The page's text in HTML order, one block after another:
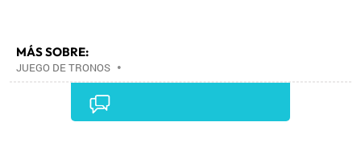
MÁS SOBRE:
JUEGO DE TRONOS •